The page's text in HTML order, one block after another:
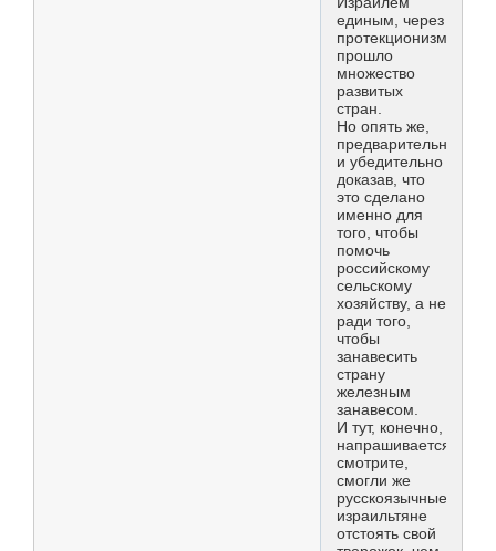
единым, через
протекционизм
прошло
множество
развитых
стран.
Но опять же,
предварительно
и убедительно
доказав, что
это сделано
именно для
того, чтобы
помочь
российскому
сельскому
хозяйству, а не
ради того,
чтобы
занавесить
страну
железным
занавесом.
И тут, конечно,
напрашивается:
смотрите,
смогли же
русскоязычные
израильтяне
отстоять свой